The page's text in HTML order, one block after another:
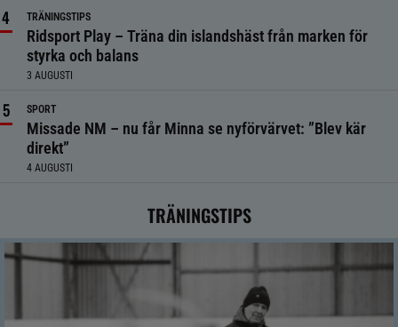
TRÄNINGSTIPS
Ridsport Play – Träna din islandshäst från marken för
styrka och balans
3 AUGUSTI
SPORT
Missade NM – nu får Minna se nyförvärvet: ”Blev kär
direkt”
4 AUGUSTI
TRÄNINGSTIPS